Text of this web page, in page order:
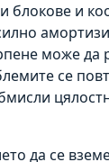
блокове и
може да
се
да се